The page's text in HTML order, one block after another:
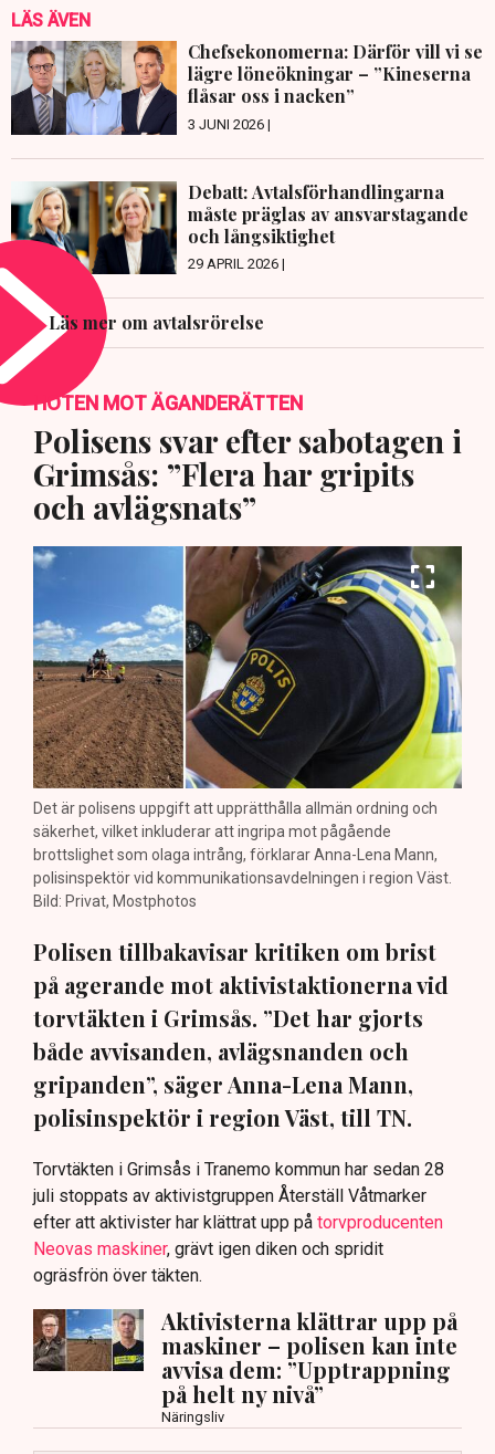
LÄS ÄVEN
Chefsekonomerna: Därför vill vi se
lägre löneökningar – ”Kineserna
flåsar oss i nacken”
3 JUNI 2026 |
Debatt: Avtalsförhandlingarna
måste präglas av ansvarstagande
och långsiktighet
29 APRIL 2026 |
Läs mer om avtalsrörelse
HOTEN MOT ÄGANDERÄTTEN
Polisens svar efter sabotagen i
Grimsås: ”Flera har gripits
och avlägsnats”
Det är polisens uppgift att upprätthålla allmän ordning och
säkerhet, vilket inkluderar att ingripa mot pågående
brottslighet som olaga intrång, förklarar Anna-Lena Mann,
polisinspektör vid kommunikationsavdelningen i region Väst.
Bild: Privat, Mostphotos
Polisen tillbakavisar kritiken om brist
på agerande mot aktivistaktionerna vid
torvtäkten i Grimsås. ”Det har gjorts
både avvisanden, avlägsnanden och
gripanden”, säger Anna-Lena Mann,
polisinspektör i region Väst, till TN.
Torvtäkten i Grimsås i Tranemo kommun har sedan 28
juli stoppats av aktivistgruppen Återställ Våtmarker
efter att aktivister har klättrat upp på torvproducenten
Neovas maskiner, grävt igen diken och spridit
ogräsfrön över täkten.
Aktivisterna klättrar upp på
maskiner – polisen kan inte
avvisa dem: ”Upptrappning
på helt ny nivå”
Näringsliv